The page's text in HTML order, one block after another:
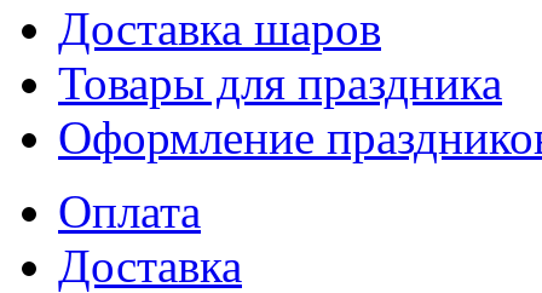
Доставка шаров
Товары для праздника
Оформление
Оплата
Доставка